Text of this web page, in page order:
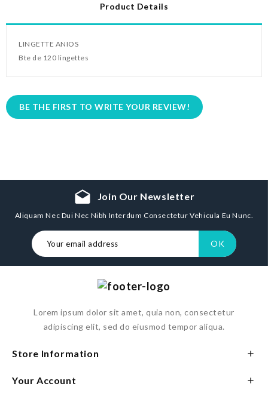
Product Details
LINGETTE ANIOS
Bte de 120 lingettes
BE THE FIRST TO WRITE YOUR REVIEW!
drafts Join Our Newsletter
Aliquam Nec Dui Nec Nibh Interdum Consectetur Vehicula Eu Nunc.
Lorem ipsum dolor sit amet, quia non, consectetur
adipiscing elit, sed do eiusmod tempor aliqua.
Store Information 
Your Account 